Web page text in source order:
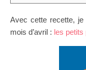
Avec cette recette,
mois d’avril : les petits